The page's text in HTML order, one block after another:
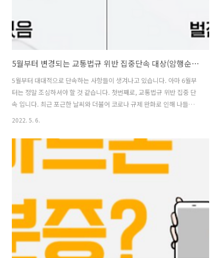
5월부터 변경되는 교통법규 위반 집중단속 대상(암행순찰차, 이륜차, 오토바이) 및 과태료/범칙금은 얼마인지?
5월부터 대대적으로 단속하는 사항들이 생겨나고 있습니다. 아마 6월부
터는 정말 조심하셔야 할 것 같습니다. 첫번째로, 교통법규 위반 집중 단
속 입니다. 최근 포근한 날씨와 더불어 코로나 규제 완화로 인해 나들이
가 많아질 예정이므로 더욱 단속 대상이 될 예정입니다. 통행량이 많아질
원하여 집중적으로 교통법규 위반에 신경쓸 예정입니다. 신호위반, 지정
차로위반 등 대부분이 단속 대상이 됩니다. (도로교통법 제 13조 중앙선
침범_벌점 30점, 범칙금 4만원) 둘째, 이륜차 단속이 강화됩니다. 오토바
이 사망사고는 5월에 가장 많이 발생하며 최근 배탈 오토바이 사고가 가
착용..
2022. 5. 6.